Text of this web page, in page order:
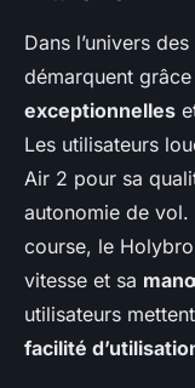
Dans l’univers
démarquent
exceptionnelles
Les utilisateurs
Air 2 pour sa
autonomie de vol.
course, le
vitesse et sa
utilisateurs
facilité